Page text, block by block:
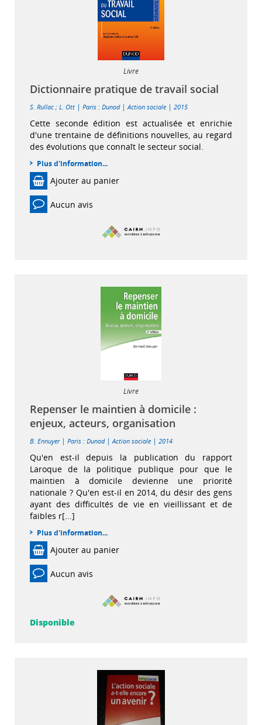
Livre
Dictionnaire pratique de travail social
S. Rullac ; L. Ott | Paris : Dunod|Action sociale | 2015
Cette seconde édition est actualisée et enrichie
d'une trentaine de définitions nouvelles, au regard
des évolutions que connaît le secteur social.
Plus d'information...
Ajouter au panier
Aucun avis
Livre
Repenser le maintien à domicile :
enjeux, acteurs, organisation
B. Ennuyer | Paris : Dunod|Action sociale | 2014
Qu'en est-il depuis la publication du rapport
Laroque de la politique publique pour que le
maintien à domicile devienne une priorité
nationale ? Qu'en est-il en 2014, du désir des gens
ayant des difficultés de vie en vieillissant et de
faibles r[...]
Plus d'information...
Ajouter au panier
Aucun avis
Disponible